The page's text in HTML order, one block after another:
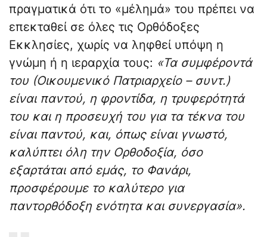
πραγματικά ότι το «μέλημά» του πρέπει να
επεκταθεί σε όλες τις Ορθόδοξες
Εκκλησίες, χωρίς να ληφθεί υπόψη η
γνώμη ή η ιεραρχία τους: «Τα συμφέροντά
του (Οικουμενικό Πατριαρχείο – συντ.)
είναι παντού, η φροντίδα, η τρυφερότητά
του και η προσευχή του για τα τέκνα του
είναι παντού, και, όπως είναι γνωστό,
καλύπτει όλη την Ορθοδοξία, όσο
εξαρτάται από εμάς, το Φανάρι,
προσφέρουμε το καλύτερο για
παντορθόδοξη ενότητα και συνεργασία».